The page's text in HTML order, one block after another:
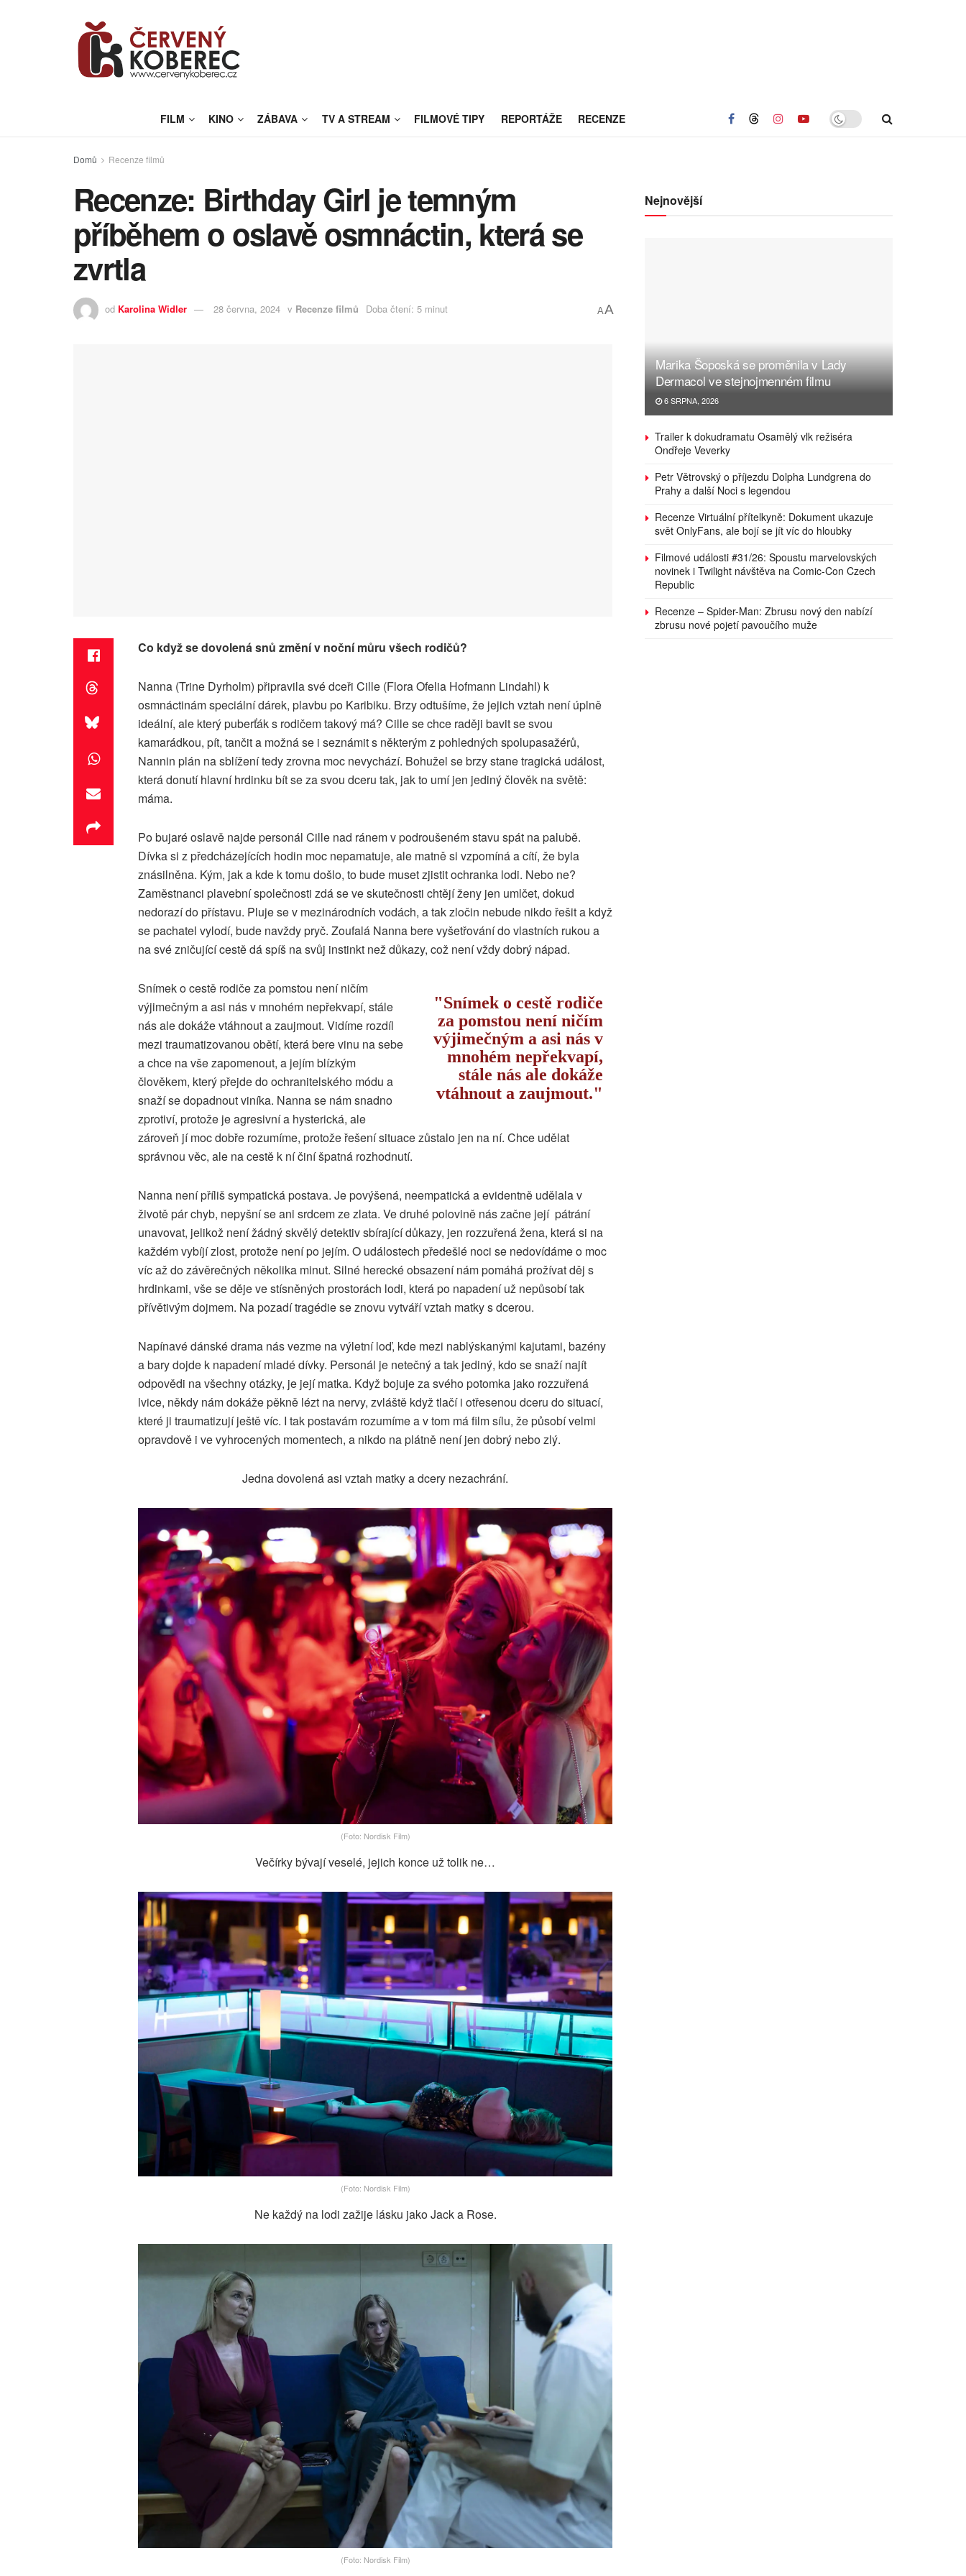
FILM KINO ZÁBAVA TV A STREAM FILMOVÉ TIPY REPORTÁŽE RECENZE
Domů Recenze filmů
Recenze: Birthday Girl je temným
příběhem o oslavě osmnáctin, která se
zvrtla
od Karolina Widler 28 června, 2024 v Recenze filmů Doba čtení: 5 minut AA
Co když se dovolená snů změní v noční můru všech rodičů?
Nanna (Trine Dyrholm) připravila své dceři Cille (Flora Ofelia Hofmann Lindahl) k
osmnáctinám speciální dárek, plavbu po Karibiku. Brzy odtušíme, že jejich vztah není úplně
ideální, ale který puberťák s rodičem takový má? Cille se chce raději bavit se svou
kamarádkou, pít, tančit a možná se i seznámit s některým z pohledných spolupasažérů,
Nannin plán na sblížení tedy zrovna moc nevychází. Bohužel se brzy stane tragická událost,
která donutí hlavní hrdinku bít se za svou dceru tak, jak to umí jen jediný člověk na světě:
máma.
Po bujaré oslavě najde personál Cille nad ránem v podroušeném stavu spát na palubě.
Dívka si z předcházejících hodin moc nepamatuje, ale matně si vzpomíná a cítí, že byla
znásilněna. Kým, jak a kde k tomu došlo, to bude muset zjistit ochranka lodi. Nebo ne?
Zaměstnanci plavební společnosti zdá se ve skutečnosti chtějí ženy jen umlčet, dokud
nedorazí do přístavu. Pluje se v mezinárodních vodách, a tak zločin nebude nikdo řešit a když
se pachatel vylodí, bude navždy pryč. Zoufalá Nanna bere vyšetřování do vlastních rukou a
na své zničující cestě dá spíš na svůj instinkt než důkazy, což není vždy dobrý nápad.
Snímek o cestě rodiče
za pomstou není ničím
výjimečným a asi nás v
mnohém nepřekvapí,
stále nás ale dokáže
vtáhnout a zaujmout.
Snímek o cestě rodiče za pomstou není ničím
výjimečným a asi nás v mnohém nepřekvapí, stále
nás ale dokáže vtáhnout a zaujmout. Vidíme rozdíl
mezi traumatizovanou obětí, která bere vinu na sebe
a chce na vše zapomenout, a jejím blízkým
člověkem, který přejde do ochranitelského módu a
snaží se dopadnout viníka. Nanna se nám snadno
zprotiví, protože je agresivní a hysterická, ale
zároveň jí moc dobře rozumíme, protože řešení situace zůstalo jen na ní. Chce udělat
správnou věc, ale na cestě k ní činí špatná rozhodnutí.
Nanna není příliš sympatická postava. Je povýšená, neempatická a evidentně udělala v
životě pár chyb, nepyšní se ani srdcem ze zlata. Ve druhé polovině nás začne její pátrání
unavovat, jelikož není žádný skvělý detektiv sbírající důkazy, jen rozzuřená žena, která si na
každém vybíjí zlost, protože není po jejím. O událostech předešlé noci se nedovídáme o moc
víc až do závěrečných několika minut. Silné herecké obsazení nám pomáhá prožívat děj s
hrdinkami, vše se děje ve stísněných prostorách lodi, která po napadení už nepůsobí tak
přívětivým dojmem. Na pozadí tragédie se znovu vytváří vztah matky s dcerou.
Napínavé dánské drama nás vezme na výletní loď, kde mezi nablýskanými kajutami, bazény
a bary dojde k napadení mladé dívky. Personál je netečný a tak jediný, kdo se snaží najít
odpovědi na všechny otázky, je její matka. Když bojuje za svého potomka jako rozzuřená
lvice, někdy nám dokáže pěkně lézt na nervy, zvláště když tlačí i otřesenou dceru do situací,
které ji traumatizují ještě víc. I tak postavám rozumíme a v tom má film sílu, že působí velmi
opravdově i ve vyhrocených momentech, a nikdo na plátně není jen dobrý nebo zlý.
Jedna dovolená asi vztah matky a dcery nezachrání.
(Foto: Nordisk Film)
Večírky bývají veselé, jejich konce už tolik ne…
(Foto: Nordisk Film)
Ne každý na lodi zažije lásku jako Jack a Rose.
(Foto: Nordisk Film)
Nejnovější
Marika Šoposká se proměnila v Lady
Dermacol ve stejnojmenném filmu
6 SRPNA, 2026
Trailer k dokudramatu Osamělý vlk režiséra
Ondřeje Veverky
Petr Větrovský o příjezdu Dolpha Lundgrena do
Prahy a další Noci s legendou
Recenze Virtuální přítelkyně: Dokument ukazuje
svět OnlyFans, ale bojí se jít víc do hloubky
Filmové události #31/26: Spoustu marvelovských
novinek i Twilight návštěva na Comic-Con Czech
Republic
Recenze – Spider-Man: Zbrusu nový den nabízí
zbrusu nové pojetí pavoučího muže